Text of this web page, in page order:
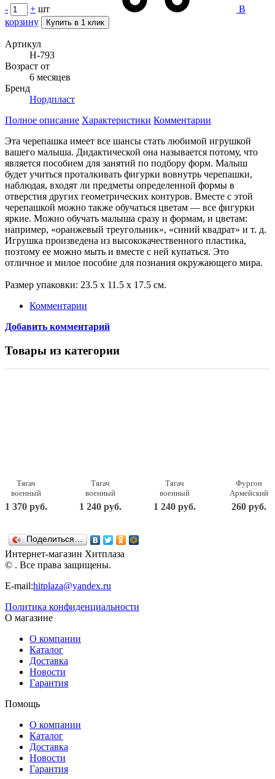
- + шт
В
корзину
Купить в 1 клик
Артикул
Н-793
Возраст от
6 месяцев
Бренд
Нордпласт
Полное описание Характеристики Комментарии
Эта черепашка имеет все шансы стать любимой игрушкой
вашего малыша. Дидактической она называется потому, что
является пособием для занятий по подбору форм. Малыш
будет учиться проталкивать фигурки вовнутрь черепашки,
наблюдая, входят ли предметы определенной формы в
отверстия других геометрических контуров. Вместе с этой
черепашкой можно также обучаться цветам — все фигурки
яркие. Можно обучать малыша сразу и формам, и цветам:
например, «оранжевый треугольник», «синий квадрат» и т. д.
Игрушка произведена из высококачественного пластика,
поэтому ее можно мыть и вместе с ней купаться. Это
отличное и милое пособие для познания окружающего мира.
Размер упаковки: 23.5 х 11.5 х 17.5 см.
Комментарии
Добавить комментарий
Товары из категории
Тягач
военный
Щит с
вертолетом
см. Н-256
Нордпласт
1 370 руб.
Тягач
военный
Щит с
танком
см. Н-258
Нордпласт
1 240 руб.
Тягач
военный
Щит с
кунгом
1 240 руб.
Фургон
Армейский
238
260 руб.
Поделиться…
Интернет-магазин Хитплаза
© . Все права защищены.
E-mail:hitplaza@yandex.ru
Политика конфиденциальности
О магазине
О компании
Каталог
Доставка
Новости
Гарантия
Помощь
О компании
Каталог
Доставка
Новости
Гарантия